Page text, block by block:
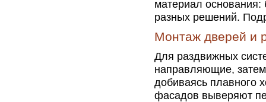
материал основания:
разных решений.
Монтаж дверей и
Для раздвижных
направляющие,
добиваясь плавного
фасадов выверяют